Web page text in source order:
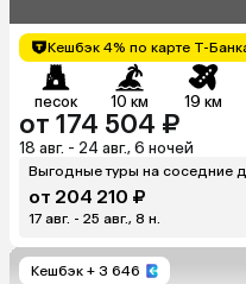
Кешбэк 4% по карте Т-
песок 10 км 19 км
от 174 504 ₽
18 авг. - 24 авг., 6 ночей
Выгодные туры на соседние
от 204 210 ₽
17 авг. - 25 авг., 8 н.
Кешбэк + 3 646